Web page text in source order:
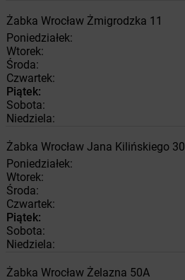
Żabka Wrocław Żmigrodzka 11
Poniedziałek:
Wtorek:
Środa:
Czwartek:
Piątek:
Sobota:
Niedziela:
Żabka Wrocław Jana Kilińskiego 30
Poniedziałek:
Wtorek:
Środa:
Czwartek:
Piątek:
Sobota:
Niedziela:
Żabka Wrocław Żelazna 50A